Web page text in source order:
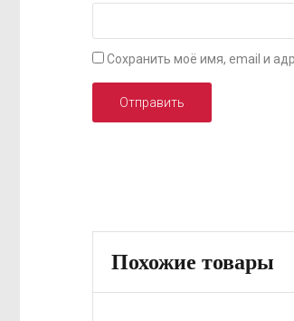
Сохранить моё имя, email и
Похожие товары